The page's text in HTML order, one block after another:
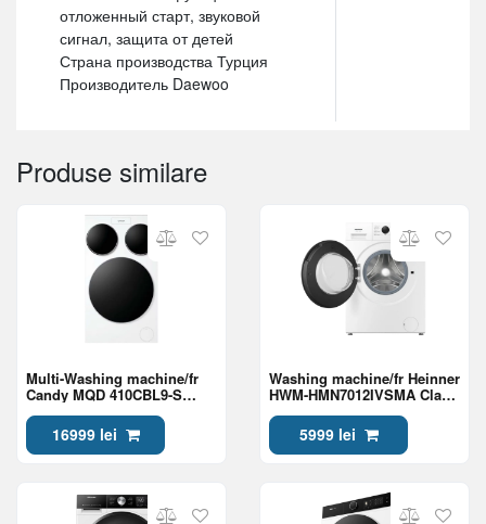
отложенный старт, звуковой
сигнал, защита от детей
Страна производства Турция
Производитель Daewoo
Produse similare
Multi-Washing machine/fr
Candy MQD 410CBL9-S
16999 lei
Washing machine/fr Heinner
HWM-HMN7012IVSMA Class
5999 lei